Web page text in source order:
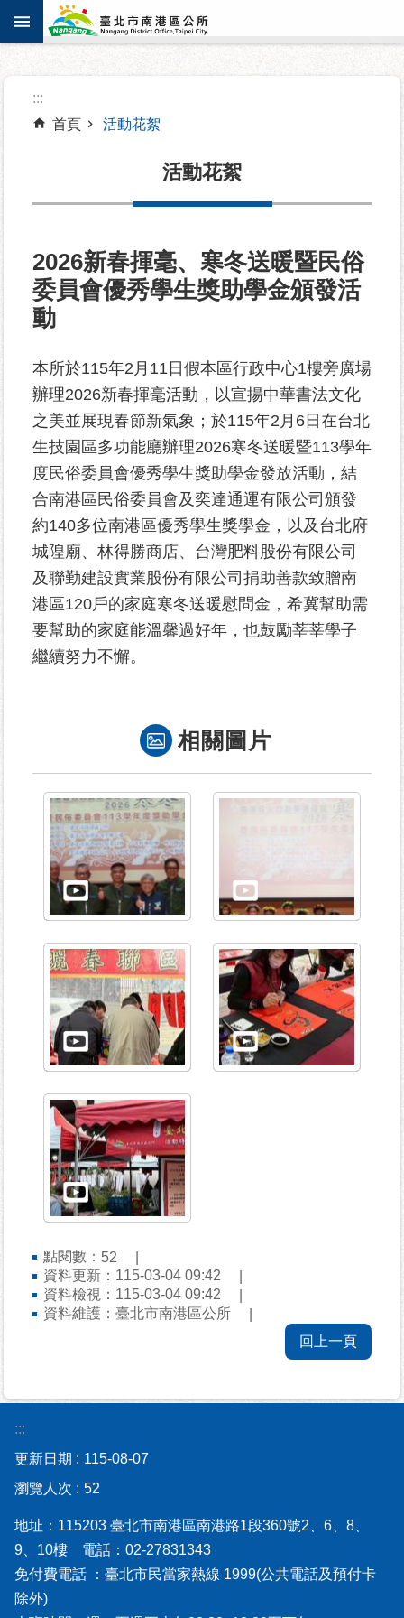
跳到主要內容區塊
進
階
搜
關
介
紹
識
南
港
為
民
服
務
鄰
里
資
訊
網
Disaster
prevention
Information
申
障
礙
平
專
區
統
專
政
府
訊
公
開
:::
首頁
活動花絮
活動花絮
2026新春揮毫、寒冬送暖暨民俗
委員會優秀學生獎助學金頒發活
動
本所於115年2月11日假本區行政中心1樓旁廣場
辦理2026新春揮毫活動，以宣揚中華書法文化
之美並展現春節新氣象；於115年2月6日在台北
生技園區多功能廳辦理2026寒冬送暖暨113學年
度民俗委員會優秀學生獎助學金發放活動，結
合南港區民俗委員會及奕達通運有限公司頒發
約140多位南港區優秀學生獎學金，以及台北府
城隍廟、林得勝商店、台灣肥料股份有限公司
及聯勤建設實業股份有限公司捐助善款致贈南
港區120戶的家庭寒冬送暖慰問金，希冀幫助需
要幫助的家庭能溫馨過好年，也鼓勵莘莘學子
繼續努力不懈。
相關圖片
點閱數： 52
資料更新：115-03-04 09:42
資料檢視：115-03-04 09:42
資料維護：臺北市南港區公所
回上一頁
:::
更新日期
115-08-07
瀏覽人次
52
地址：115203 臺北市南港區南港路1段360號2、6、8、
9、10樓 電話：02-27831343
免付費電話 ：臺北市民當家熱線 1999(公共電話及預付卡
除外)